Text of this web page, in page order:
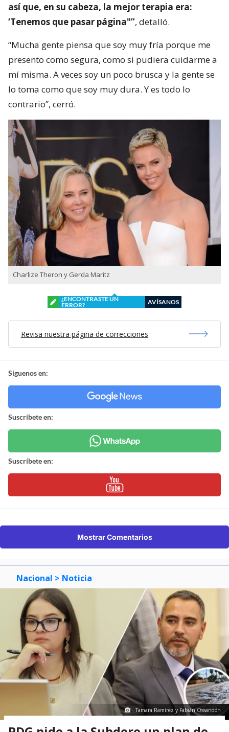
así que, en su cabeza, la mejor terapia era:
‘Tenemos que pasar página"”, detalló.
“Mucha gente piensa que soy muy fría porque me
presento como segura, como si pudiera cuidarme a
mí misma. A veces soy un poco brusca y la gente se
lo toma como que soy muy dura. Y es todo lo
contrario”, cerró.
Charlize Theron y Gerda Maritz
¿ENCONTRASTE UN
ERROR?
AVÍSANOS
Revisa nuestra página de correcciones
Síguenos en:
Suscríbete en:
Suscríbete en:
Mostrar Comentarios
Nacional > Noticia
Tamara Ramírez y Fabián Ossandón